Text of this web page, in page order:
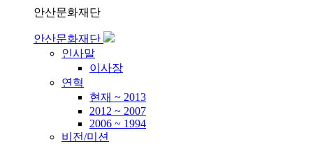
안산문화재단
안산문화재단
인사말
이사장
연혁
현재 ~ 2013
2012 ~ 2007
2006 ~ 1994
비전/미션